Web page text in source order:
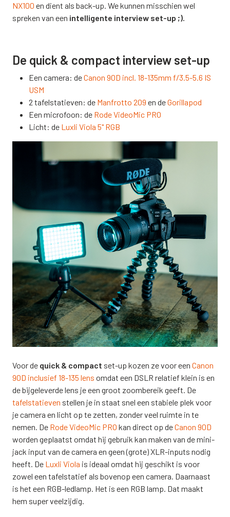
NX100 en dient als back-up. We kunnen misschien wel
spreken van een intelligente interview set-up ;).
De quick & compact interview set-up
Een camera: deCanon 90D incl. 18-135mm f/3.5-5.6 IS
USM
2 tafelstatieven: de Manfrotto 209 en deGorillapod
Een microfoon: de Rode VideoMic PRO
Licht: de Luxli Viola 5" RGB
Voor de quick & compact set-up kozen ze voor een Canon
90D inclusief 18-135 lens omdat een DSLR relatief klein is en
de bijgeleverde lens je een groot zoombereik geeft. De
tafelstatieven stellen je in staat snel een stabiele plek voor
je camera en licht op te zetten, zonder veel ruimte in te
nemen. De Rode VideoMic PRO kan direct op deCanon 90D
worden geplaatst omdat hij gebruik kan maken van de mini-
jack input van de camera en geen (grote) XLR-inputs nodig
heeft. De Luxli Viola is ideaal omdat hij geschikt is voor
zowel een tafelstatief als bovenop een camera. Daarnaast
is het een RGB-ledlamp. Het is een RGB lamp. Dat maakt
hem super veelzijdig.